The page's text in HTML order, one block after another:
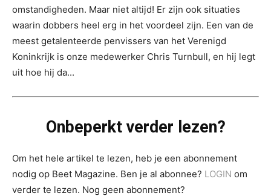
omstandigheden. Maar niet altijd! Er zijn ook situaties
waarin dobbers heel erg in het voordeel zijn. Een van de
meest getalenteerde penvissers van het Verenigd
Koninkrijk is onze medewerker Chris Turnbull, en hij legt
uit hoe hij da...
Onbeperkt verder lezen?
Om het hele artikel te lezen, heb je een abonnement
nodig op Beet Magazine. Ben je al abonnee? LOGIN om
verder te lezen. Nog geen abonnement?